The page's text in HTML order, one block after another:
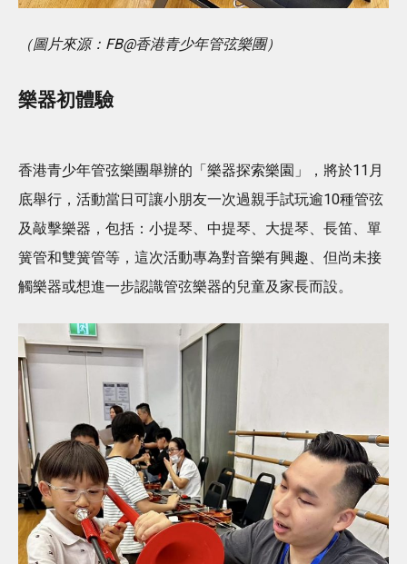
（圖片來源：FB@香港青少年管弦樂團）
樂器初體驗
香港青少年管弦樂團舉辦的「樂器探索樂園」，將於11月
底舉行，活動當日可讓小朋友一次過親手試玩逾10種管弦
及敲擊樂器，包括：小提琴、中提琴、大提琴、長笛、單
簧管和雙簧管等，這次活動專為對音樂有興趣、但尚未接
觸樂器或想進一步認識管弦樂器的兒童及家長而設。